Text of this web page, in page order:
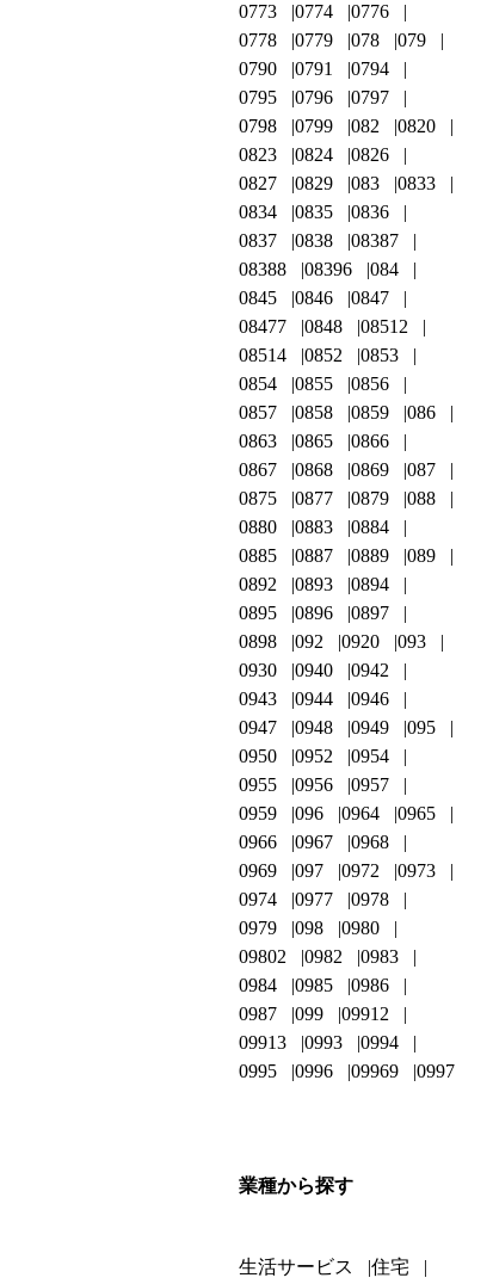
0773
0774
0776
0778
0779 078
079
0790
0791
0794
0795
0796
0797
0798
0799 082
0820
0823
0824
0826
0827
0829 083
0833
0834
0835
0836
0837
0838
08387
08388
08396
084
0845
0846
0847
08477
0848
08512
08514
0852
0853
0854
0855
0856
0857
0858 0859
086
0863
0865
0866
0867
0868 0869
087
0875
0877 0879
088
0880
0883
0884
0885
0887 0889
089
0892
0893
0894
0895
0896
0897
0898
092 0920
093
0930
0940
0942
0943
0944
0946
0947
0948 0949
095
0950
0952
0954
0955
0956
0957
0959
096 0964
0965
0966
0967
0968
0969
097 0972
0973
0974
0977
0978
0979
098
0980
09802
0982
0983
0984
0985
0986
0987
099
09912
09913
0993
0994
0995
0996 09969 0997
業種から探す
生活サービス 住宅